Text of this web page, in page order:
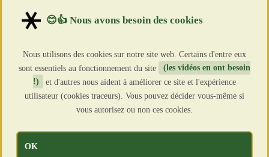
Falsification des accusations
La manipulation ne s’arrête pas là. Les
journalistes des articles mentionnés ci-dessus
tant pour les soutiens que pour les 24
Nous utilisons des cookies sur notre site web. Certains d'entre eux
sont essentiels au fonctionnement du site
(les vidéos en ont besoin
!)
et d'autres nous aident à améliorer ce site et l'expérience
utilisateur (cookies traceurs). Vous pouvez décider vous-même si
vous autorisez ou non ces cookies.
OK